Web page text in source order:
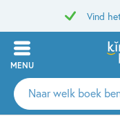
Vind
MENU
Zoeken
naar